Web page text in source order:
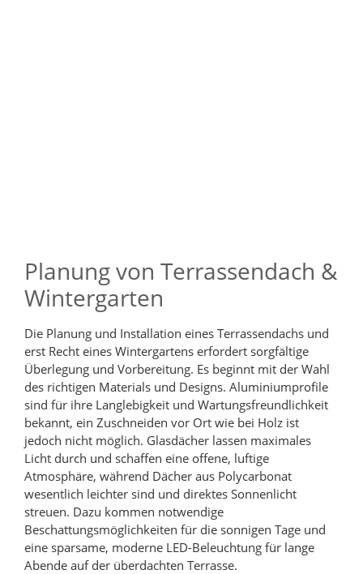
Planung von Terrassendach &
Wintergarten
Die Planung und Installation eines Terrassendachs und
erst Recht eines Wintergartens erfordert sorgfältige
Überlegung und Vorbereitung. Es beginnt mit der Wahl
des richtigen Materials und Designs. Aluminiumprofile
sind für ihre Langlebigkeit und Wartungsfreundlichkeit
bekannt, ein Zuschneiden vor Ort wie bei Holz ist
jedoch nicht möglich. Glasdächer lassen maximales
Licht durch und schaffen eine offene, luftige
Atmosphäre, während Dächer aus Polycarbonat
wesentlich leichter sind und direktes Sonnenlicht
streuen. Dazu kommen notwendige
Beschattungsmöglichkeiten für die sonnigen Tage und
eine sparsame, moderne LED-Beleuchtung für lange
Abende auf der überdachten Terrasse.